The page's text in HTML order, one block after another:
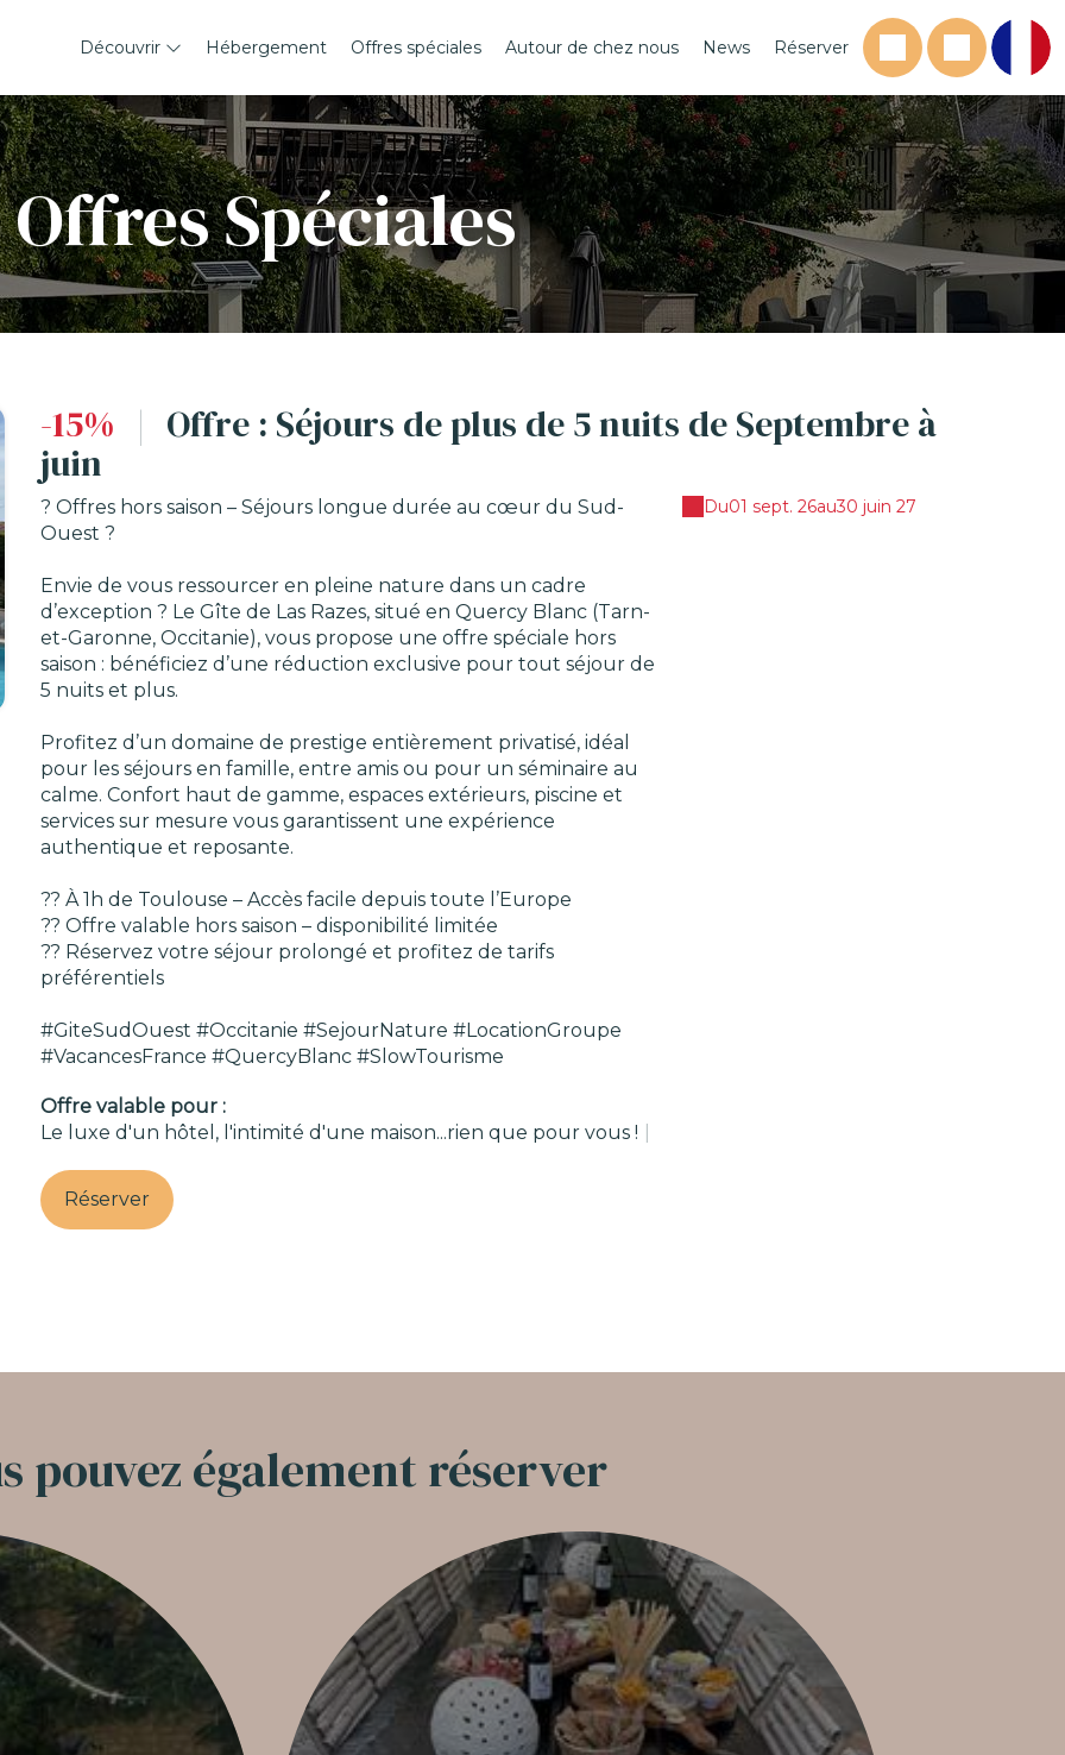
Découvrir Hébergement Offres spéciales Autour de chez nous News Réserver
Offres Spéciales
-15% | Offre : Séjours de plus de 5 nuits de Septembre à
juin
? Offres hors saison – Séjours longue durée au cœur du Sud-
Ouest ?
Envie de vous ressourcer en pleine nature dans un cadre
d’exception ? Le Gîte de Las Razes, situé en Quercy Blanc (Tarn-
et-Garonne, Occitanie), vous propose une offre spéciale hors
saison : bénéficiez d’une réduction exclusive pour tout séjour de
5 nuits et plus.
Profitez d’un domaine de prestige entièrement privatisé, idéal
pour les séjours en famille, entre amis ou pour un séminaire au
calme. Confort haut de gamme, espaces extérieurs, piscine et
services sur mesure vous garantissent une expérience
authentique et reposante.
?? À 1h de Toulouse – Accès facile depuis toute l’Europe
?? Offre valable hors saison – disponibilité limitée
?? Réservez votre séjour prolongé et profitez de tarifs
préférentiels
#GiteSudOuest #Occitanie #SejourNature #LocationGroupe
#VacancesFrance #QuercyBlanc #SlowTourisme
Offre valable pour :
Le luxe d'un hôtel, l'intimité d'une maison...rien que pour vous !
Réserver
Du01 sept. 26au30 juin 27
pouvez également réserver